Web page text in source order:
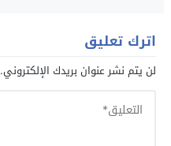
اترك تعليق
لن يتم نشر عنوان بريدك الإلكتروني.